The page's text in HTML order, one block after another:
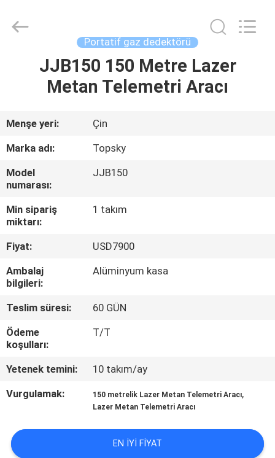
S
HAKKIMIZDA
FABRIKA
TURU
KALITE
KONTROL
BIZIMLE
ILETIŞIME
GEÇIN
BIR
TEKLIF
ISTEĞI
Century Holding Co.,Ltd.
Portatif gaz dedektörü
JJB150 150 Metre Lazer
Metan Telemetri Aracı
Menşe yeri:
Çin
Marka adı:
Topsky
Model
numarası:
JJB150
Min sipariş
miktarı:
1 takım
Fiyat:
USD7900
Ambalaj
bilgileri:
Alüminyum kasa
Teslim süresi:
60 GÜN
Ödeme
koşulları:
T/T
Yetenek temini:
10 takım/ay
Vurgulamak:
150 metrelik Lazer Metan Telemetri Aracı,
Lazer Metan Telemetri Aracı
EN IYI FIYAT